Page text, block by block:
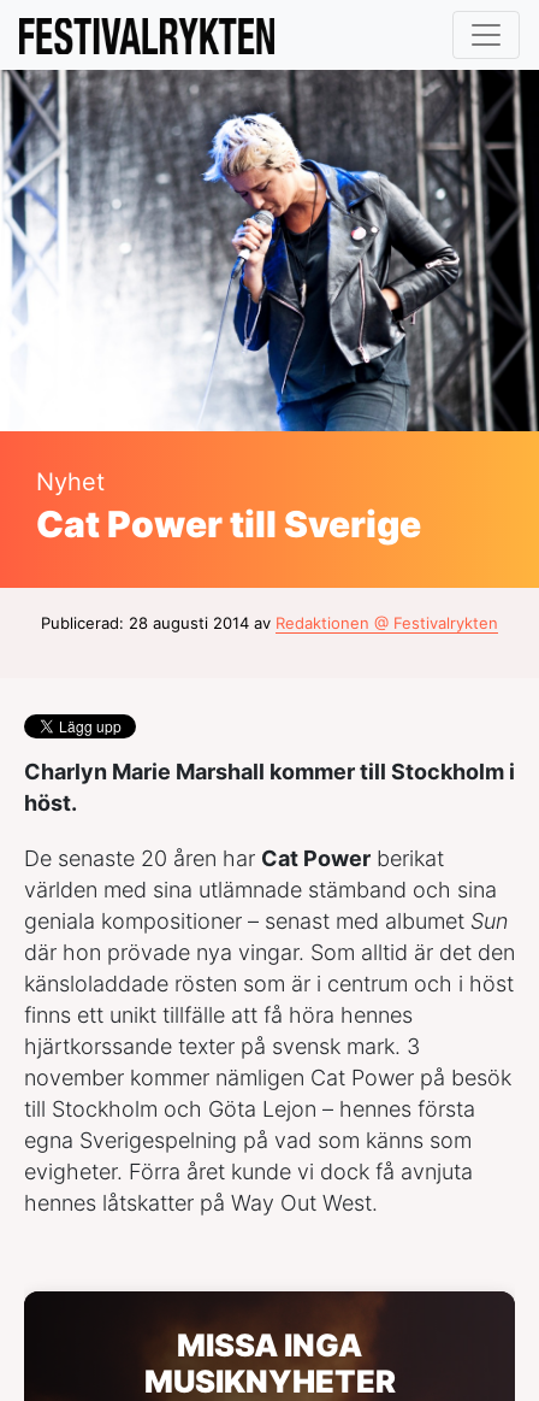
Nyhet
Cat Power till Sverige
Publicerad: 28 augusti 2014 av Redaktionen @ Festivalrykten
Charlyn Marie Marshall kommer till Stockholm i
höst.
De senaste 20 åren har Cat Power berikat
världen med sina utlämnade stämband och sina
geniala kompositioner – senast med albumet Sun
där hon prövade nya vingar. Som alltid är det den
känsloladdade rösten som är i centrum och i höst
finns ett unikt tillfälle att få höra hennes
hjärtkorssande texter på svensk mark. 3
november kommer nämligen Cat Power på besök
till Stockholm och Göta Lejon – hennes första
egna Sverigespelning på vad som känns som
evigheter. Förra året kunde vi dock få avnjuta
hennes låtskatter på Way Out West.
MISSA INGA
MUSIKNYHETER